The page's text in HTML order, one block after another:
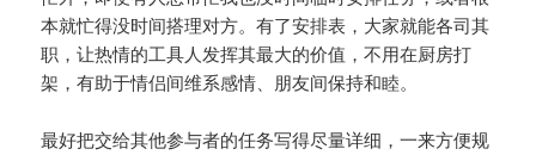
本就忙得没时间搭理对方。有了安排表，大家就能各司其
职，让热情的工具人发挥其最大的价值，不用在厨房打
架，有助于情侣间维系感情、朋友间保持和睦。
最好把交给其他参与者的任务写得尽量详细，一来方便规